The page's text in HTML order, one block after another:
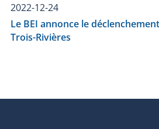
2022-12-24
Le BEI annonce le
Trois-Rivières